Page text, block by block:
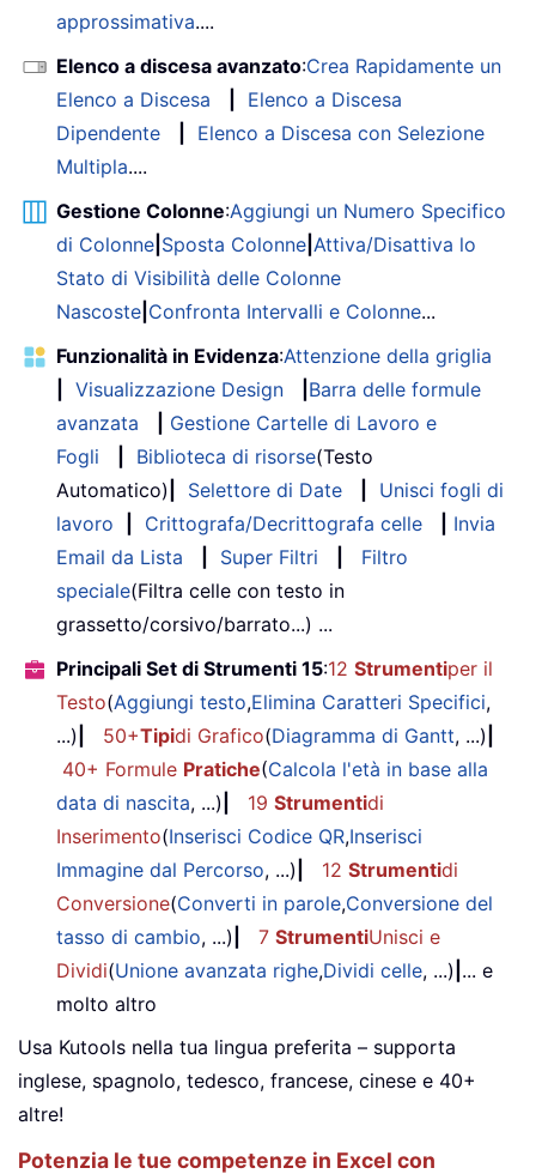
approssimativa....
Elenco a discesa avanzato:Crea Rapidamente un
Elenco a Discesa
Elenco a Discesa
Dipendente
Elenco a Discesa con Selezione
Multipla....
Gestione Colonne:Aggiungi un Numero Specifico
di Colonne Sposta Colonne Attiva/Disattiva lo
Stato di Visibilità delle Colonne
Nascoste Confronta Intervalli e Colonne...
Funzionalità in Evidenza:Attenzione della griglia
Visualizzazione Design
Barra delle formule
avanzata
Gestione Cartelle di Lavoro e
Fogli
Biblioteca di risorse(Testo
Automatico)
Selettore di Date
Unisci fogli di
lavoro
Crittografa/Decrittografa celle
Invia
Email da Lista
Super Filtri
Filtro
speciale(Filtra celle con testo in
grassetto/corsivo/barrato...) ...
Principali Set di Strumenti 15:12 Strumentiper il
Testo(Aggiungi testo,Elimina Caratteri Specifici,
...)
50+Tipidi Grafico(Diagramma di Gantt, ...)
40+ Formule Pratiche(Calcola l'età in base alla
data di nascita, ...) 19 Strumentidi
Inserimento(Inserisci Codice QR,Inserisci
Immagine dal Percorso, ...) 12 Strumentidi
Conversione(Converti in parole,Conversione del
tasso di cambio, ...) 7 StrumentiUnisci e
Dividi(Unione avanzata righe,Dividi celle, ...) ... e
molto altro
Usa Kutools nella tua lingua preferita – supporta
inglese, spagnolo, tedesco, francese, cinese e 40+
altre!
Potenzia le tue competenze in Excel con